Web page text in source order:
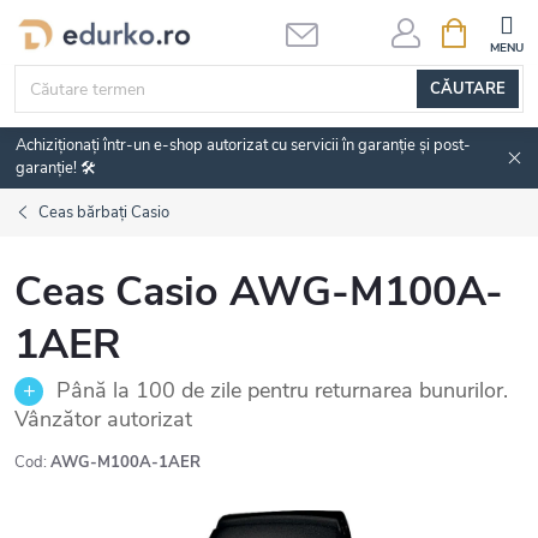
Treci
conținut
CĂUTARE
DE
Achiziționați într-un e-shop autorizat cu servicii în garanție și post-
garanție! 🛠️
Ceas bărbați Casio
Ceas Casio AWG-M100A-
1AER
Până la 100 de zile pentru returnarea bunurilor.
Vânzător autorizat
Cod: AWG-M100A-1AER